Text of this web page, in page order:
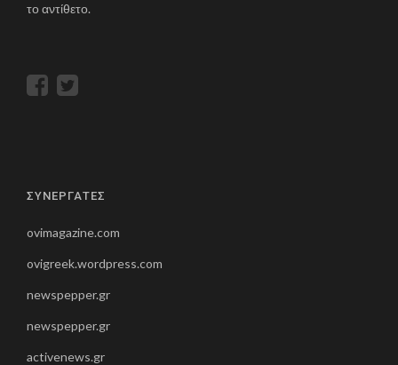
το αντίθετο.
ΣΥΝΕΡΓΑΤΕΣ
ovimagazine.com
ovigreek.wordpress.com
newspepper.gr
newspepper.gr
activenews.gr